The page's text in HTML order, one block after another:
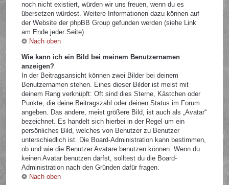
noch nicht existiert, würden wir uns freuen, wenn du es
übersetzen würdest. Weitere Informationen dazu können auf
der Website der phpBB Group gefunden werden (siehe Link
am Ende jeder Seite).
Nach oben
Wie kann ich ein Bild bei meinem Benutzernamen
anzeigen?
In der Beitragsansicht können zwei Bilder bei deinem
Benutzernamen stehen. Eines dieser Bilder ist meist mit
deinem Rang verknüpft: Oft sind dies Sterne, Kästchen oder
Punkte, die deine Beitragszahl oder deinen Status im Forum
angeben. Das andere, meist größere Bild, ist auch als „Avatar“
bezeichnet. Es handelt sich hierbei in der Regel um ein
persönliches Bild, welches von Benutzer zu Benutzer
unterschiedlich ist. Die Board-Administration kann bestimmen,
ob und wie die Benutzer Avatare benutzen können. Wenn du
keinen Avatar benutzen darfst, solltest du die Board-
Administration nach den Gründen dafür fragen.
Nach oben